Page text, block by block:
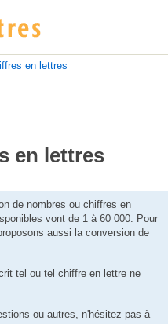
en lettres
en lettres
de nombres ou chiffres en
vont de 1 à 60 000. Pour
aussi la conversion de
tel ou tel chiffre en lettre ne
ou autres, n'hésitez pas à